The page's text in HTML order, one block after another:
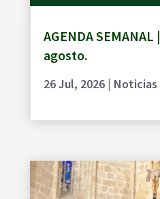
AGENDA
agosto.
26 Jul, 2026| Noticias